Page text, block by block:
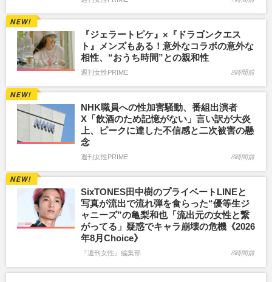
『ジェラートピケ』×『ドラゴンクエス
ト』メンズもある！意外なコラボの意外な
相性、“おうち時間”との親和性
週刊女性PRIME 8時間前
NHK職員への性加害騒動、番組出演者
X「飲酒のため記憶がない」言い訳が大炎
上、ピークに達した不信感と二次被害の懸
念
週刊女性PRIME 8時間前
SixTONES田中樹のプライベートLINEと
写真が流出で流れ弾を食らった“優等生ジ
ャニーズ”の亀梨和也「流出元の女性と繋
がってる」疑惑でキャラ崩壊の危機《2026
年8月Choice》
『週刊女性』編集部 8時間前